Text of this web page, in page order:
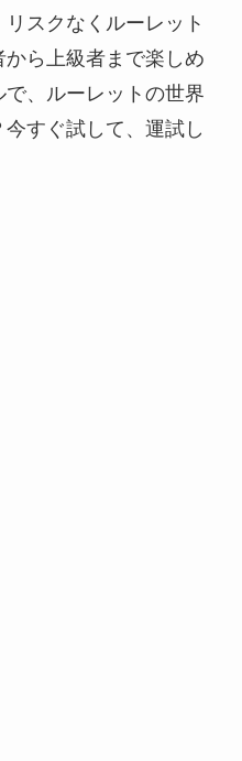
スクなくルーレット
ら上級者まで楽しめ
、ルーレットの世界
すぐ試して、運試し